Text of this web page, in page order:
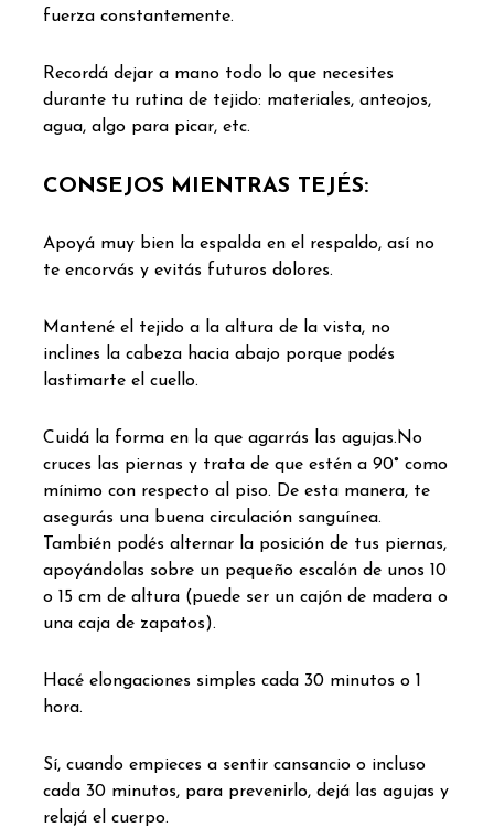
fuerza constantemente.
Recordá dejar a mano todo lo que necesites
durante tu rutina de tejido: materiales, anteojos,
agua, algo para picar, etc.
CONSEJOS MIENTRAS TEJÉS:
Apoyá muy bien la espalda en el respaldo, así no
te encorvás y evitás futuros dolores.
Mantené el tejido a la altura de la vista, no
inclines la cabeza hacia abajo porque podés
lastimarte el cuello.
Cuidá la forma en la que agarrás las agujas.No
cruces las piernas y trata de que estén a 90° como
mínimo con respecto al piso. De esta manera, te
asegurás una buena circulación sanguínea.
También podés alternar la posición de tus piernas,
apoyándolas sobre un pequeño escalón de unos 10
o 15 cm de altura (puede ser un cajón de madera o
una caja de zapatos).
Hacé elongaciones simples cada 30 minutos o 1
hora.
Sí, cuando empieces a sentir cansancio o incluso
cada 30 minutos, para prevenirlo, dejá las agujas y
relajá el cuerpo.